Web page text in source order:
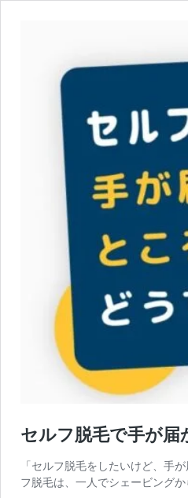
セルフ脱毛で手が
「セルフ脱毛をしたいけど、手
フ脱毛は、一人でシェービング